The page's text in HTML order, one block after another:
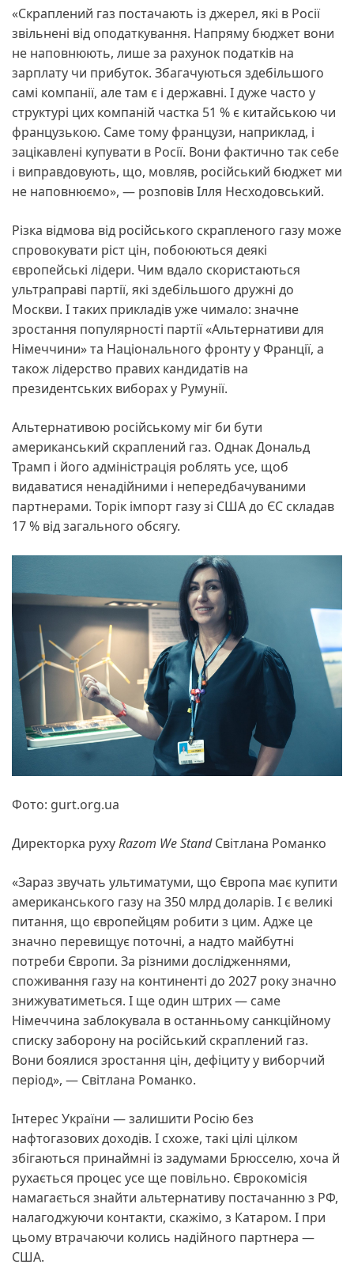
«Скраплений газ постачають із джерел, які в Росії
звільнені від оподаткування. Напряму бюджет вони
не наповнюють, лише за рахунок податків на
зарплату чи прибуток. Збагачуються здебільшого
самі компанії, але там є і державні. І дуже часто у
структурі цих компаній частка 51 % є китайською чи
французькою. Саме тому французи, наприклад, і
зацікавлені купувати в Росії. Вони фактично так себе
і виправдовують, що, мовляв, російський бюджет ми
не наповнюємо», — розповів Ілля Несходовський.
Різка відмова від російського скрапленого газу може
спровокувати ріст цін, побоюються деякі
європейські лідери. Чим вдало скористаються
ультраправі партії, які здебільшого дружні до
Москви. І таких прикладів уже чимало: значне
зростання популярності партії «Альтернативи для
Німеччини» та Національного фронту у Франції, а
також лідерство правих кандидатів на
президентських виборах у Румунії.
Альтернативою російському міг би бути
американський скраплений газ. Однак Дональд
Трамп і його адміністрація роблять усе, щоб
видаватися ненадійними і непередбачуваними
партнерами. Торік імпорт газу зі США до ЄС складав
17 % від загального обсягу.
Фото: gurt.org.ua
Директорка рухуRazom We StandСвітлана Романко
«Зараз звучать ультиматуми, що Європа має купити
американського газу на 350 млрд доларів. І є великі
питання, що європейцям робити з цим. Адже це
значно перевищує поточні, а надто майбутні
потреби Європи. За різними дослідженнями,
споживання газу на континенті до 2027 року значно
знижуватиметься. І ще один штрих — саме
Німеччина заблокувала в останньому санкційному
списку заборону на російський скраплений газ.
Вони боялися зростання цін, дефіциту у виборчий
період», — Світлана Романко.
Інтерес України — залишити Росію без
нафтогазових доходів. І схоже, такі цілі цілком
збігаються принаймні із задумами Брюсселю, хоча й
рухається процес усе ще повільно. Єврокомісія
намагається знайти альтернативу постачанню з РФ,
налагоджуючи контакти, скажімо, з Катаром. І при
цьому втрачаючи колись надійного партнера —
США.